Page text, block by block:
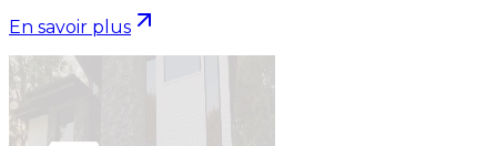
En savoir plus